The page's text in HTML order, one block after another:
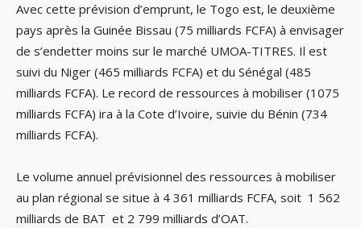
Avec cette prévision d’emprunt, le Togo est, le deuxième
pays après la Guinée Bissau (75 milliards FCFA) à envisager
de s’endetter moins sur le marché UMOA-TITRES. Il est
suivi du Niger (465 milliards FCFA) et du Sénégal (485
milliards FCFA). Le record de ressources à mobiliser (1075
milliards FCFA) ira à la Cote d’Ivoire, suivie du Bénin (734
milliards FCFA).
Le volume annuel prévisionnel des ressources à mobiliser
au plan régional se situe à 4 361 milliards FCFA, soit 1 562
milliards de BAT et 2 799 milliards d’OAT.